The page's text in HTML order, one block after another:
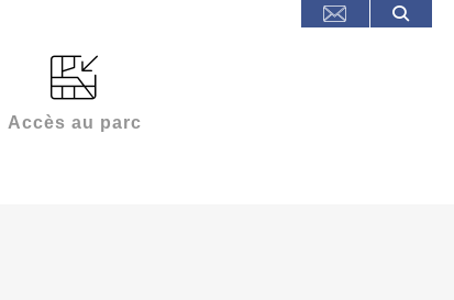
Accès au parc